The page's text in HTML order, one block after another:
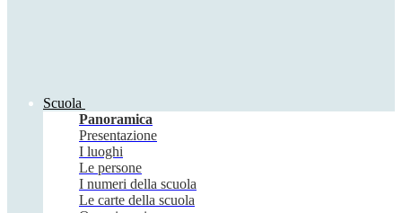
Scuola
Panoramica
Presentazione
I luoghi
Le persone
I numeri della scuola
Le carte della scuola